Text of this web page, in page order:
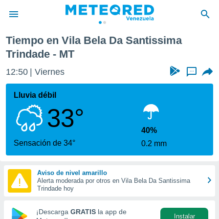
de
por
para
se
calidad.
a este
las
y
forma
basada
Tiempo en Vila Bela Da Santissima
Trindade - MT
12:50 Viernes ...
Lluvia débil
33°
Sensación de 34°
40%
0.2 mm
Aviso de nivel amarillo
Alerta moderada por otros en Vila Bela Da Santissima
Trindade hoy
¡Descarga GRATIS la app de
Instalar